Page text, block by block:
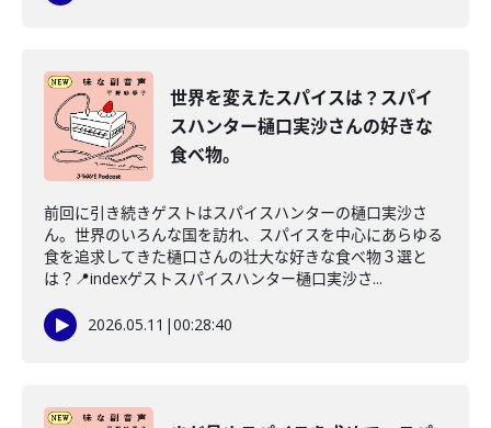
世界を変えたスパイスは？スパイ
スハンター樋口実沙さんの好きな
食べ物。
前回に引き続きゲストはスパイスハンターの樋口実沙さ
ん。世界のいろんな国を訪れ、スパイスを中心にあらゆる
食を追求してきた樋口さんの壮大な好きな食べ物３選と
は？📍indexゲストスパイスハンター樋口実沙さ...
2026.05.11 |00:28:40